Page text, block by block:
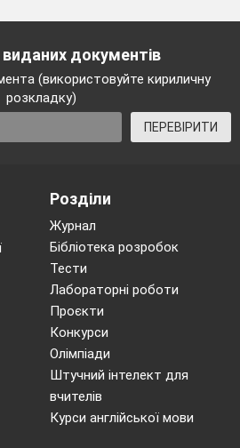
виданих документів
(використовуйте кириличну
розкладку)
ПЕРЕВІРИТИ
Розділи
Журнал
Бібліотека розробок
Тести
Лабораторні роботи
Проєкти
Конкурси
Олімпіади
Штучний інтелект для
вчителів
Курси англійської мови